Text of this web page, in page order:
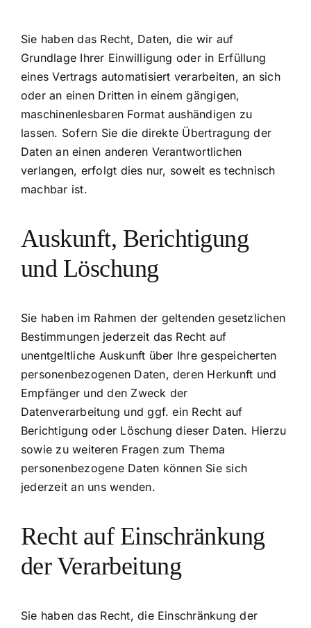
Sie haben das Recht, Daten, die wir auf
Grundlage Ihrer Einwilligung oder in Erfüllung
eines Vertrags automatisiert verarbeiten, an sich
oder an einen Dritten in einem gängigen,
maschinenlesbaren Format aushändigen zu
lassen. Sofern Sie die direkte Übertragung der
Daten an einen anderen Verantwortlichen
verlangen, erfolgt dies nur, soweit es technisch
machbar ist.
Auskunft, Berichtigung
und Löschung
Sie haben im Rahmen der geltenden gesetzlichen
Bestimmungen jederzeit das Recht auf
unentgeltliche Auskunft über Ihre gespeicherten
personenbezogenen Daten, deren Herkunft und
Empfänger und den Zweck der
Datenverarbeitung und ggf. ein Recht auf
Berichtigung oder Löschung dieser Daten. Hierzu
sowie zu weiteren Fragen zum Thema
personenbezogene Daten können Sie sich
jederzeit an uns wenden.
Recht auf Einschränkung
der Verarbeitung
Sie haben das Recht, die Einschränkung der